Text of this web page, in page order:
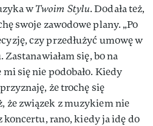
wTwoim Stylu. Dodała też,
swoje zawodowe plany. „Po
czy przedłużyć umowę w
się, bo na
się nie podobało. Kiedy
że trochę się
że związek z muzykiem nie
koncertu, rano, kiedy ja idę do